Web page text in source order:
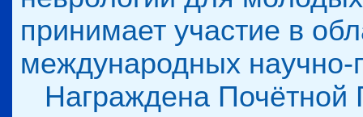
принимает участие в
международных научно-
Награждена Почётной